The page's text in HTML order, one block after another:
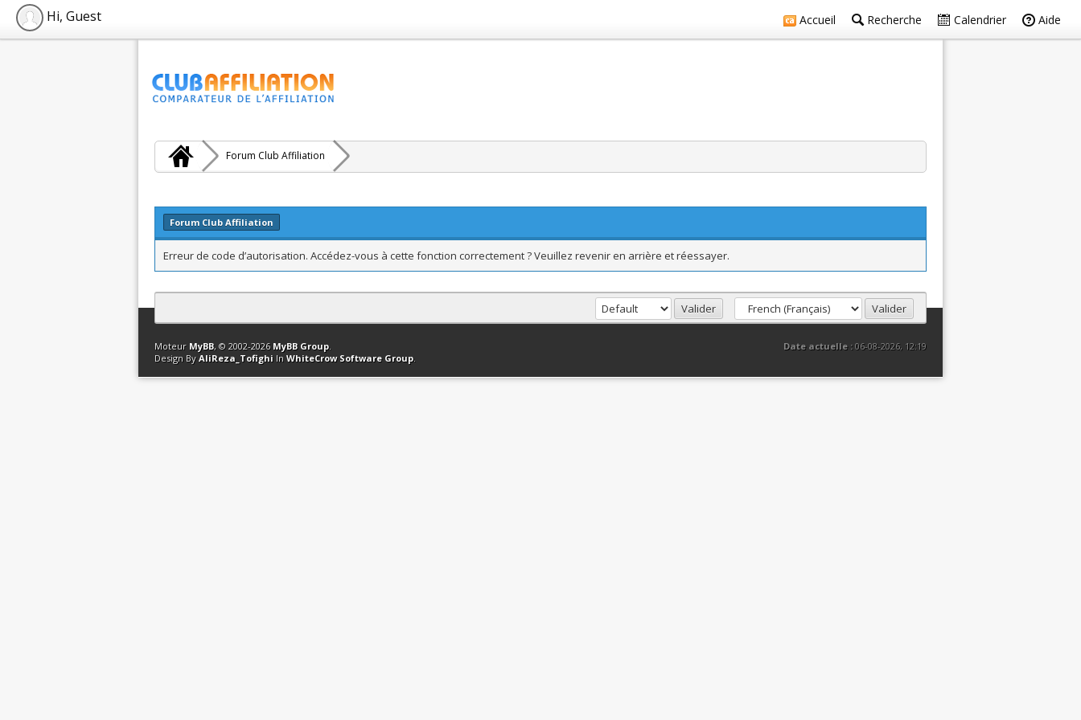
Accueil Recherche Calendrier Aide
Hi, Guest
Forum Club Affiliation
Forum Club Affiliation
Erreur de code d’autorisation. Accédez-vous à cette fonction correctement ? Veuillez revenir en arrière et réessayer.
Contact Club Affiliation Retourner en haut Version bas-débit (Archivé) Syndication RSS
Date actuelle :06-08-2026, 12:19
Moteur MyBB, © 2002-2026 MyBB Group.
Design By AliReza_Tofighi In WhiteCrow Software Group.